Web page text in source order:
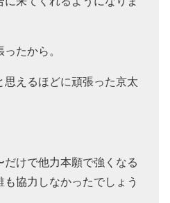
たから。
思えるほどに頑張った京太
けで他力本願で強くなる
協力しなかったでしょう